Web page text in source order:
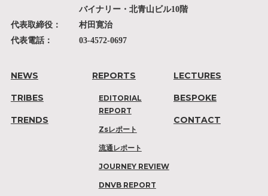
バイナリー・北青山ビル10階
代表取締役：
村田寛治
代表電話：
03-4572-0697
NEWS
TRIBES
TRENDS
REPORTS
EDITORIAL
REPORT
Zsレポート
流通レポート
JOURNEY REVIEW
DNVB REPORT
LECTURES
BESPOKE
CONTACT